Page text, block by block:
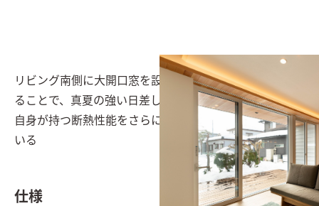
リビング南側に大開口窓を設置。1300㎜の『軒』を設け
ることで、真夏の強い日差しを遮ることができる。建物
自身が持つ断熱性能をさらに向上させる役割を果たして
いる
仕様